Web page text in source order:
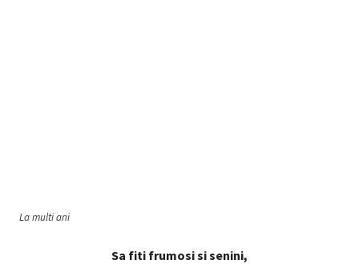
La multi ani
Sa fiti frumosi si senini,